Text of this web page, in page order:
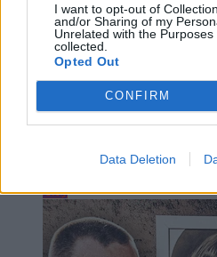
I want to opt-out of
and/or Sharing of my
Unrelated with the
collected.
Opted Out
CONFIRM
Data Deletion
Kraj